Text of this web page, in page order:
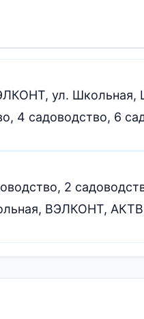
ул.
4 садоводство, 6
2
ВЭЛКОНТ,